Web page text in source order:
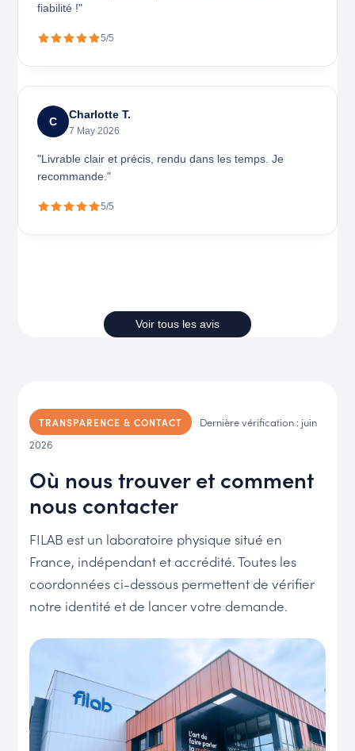
fiabilité !"
5/5
C
Charlotte T.
7 May 2026
"Livrable clair et précis, rendu dans les temps. Je
recommande."
5/5
Voir tous les avis
TRANSPARENCE & CONTACT
Dernière vérification : juin
2026
Où nous trouver et comment
nous contacter
FILAB est un laboratoire physique situé en
France, indépendant et accrédité. Toutes les
coordonnées ci-dessous permettent de vérifier
notre identité et de lancer votre demande.